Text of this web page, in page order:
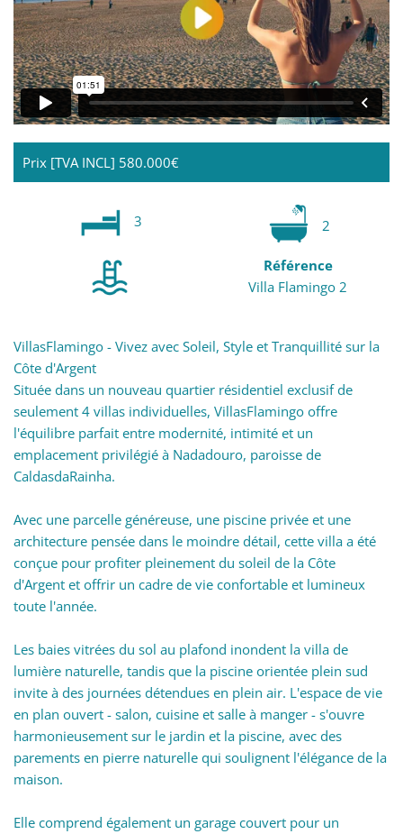
Prix [TVA INCL] 580.000€
3 2
Référence
Villa Flamingo 2
VillasFlamingo - Vivez avec Soleil, Style et Tranquillité sur la
Côte d'Argent
Située dans un nouveau quartier résidentiel exclusif de
seulement 4 villas individuelles, VillasFlamingo offre
l'équilibre parfait entre modernité, intimité et un
emplacement privilégié à Nadadouro, paroisse de
CaldasdaRainha.
Avec une parcelle généreuse, une piscine privée et une
architecture pensée dans le moindre détail, cette villa a été
conçue pour profiter pleinement du soleil de la Côte
d'Argent et offrir un cadre de vie confortable et lumineux
toute l'année.
Les baies vitrées du sol au plafond inondent la villa de
lumière naturelle, tandis que la piscine orientée plein sud
invite à des journées détendues en plein air. L'espace de vie
en plan ouvert - salon, cuisine et salle à manger - s'ouvre
harmonieusement sur le jardin et la piscine, avec des
parements en pierre naturelle qui soulignent l'élégance de la
maison.
Elle comprend également un garage couvert pour un